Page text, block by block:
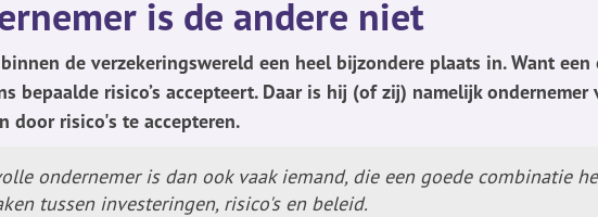
is de andere niet
de verzekeringswereld een heel bijzondere plaats in. Want een
bepaalde risico’s accepteert. Daar is hij (of zij) namelijk ondernemer
door risico's te accepteren.
ondernemer is dan ook vaak iemand, die een goede combinatie
tussen investeringen, risico's en beleid.